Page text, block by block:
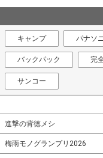
キャンプ パナソ
バックパック 完
サンコー
進撃の背徳メシ
梅雨モノグランプリ2026